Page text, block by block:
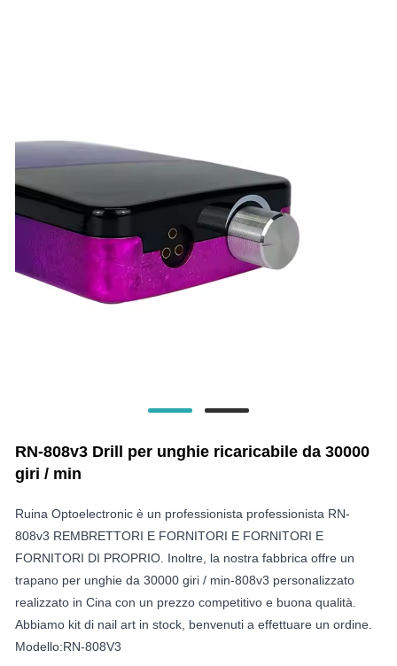
RN-808v3 Drill per unghie ricaricabile da 30000
giri / min
Ruina Optoelectronic è un professionista professionista RN-
808v3 REMBRETTORI E FORNITORI E FORNITORI E
FORNITORI DI PROPRIO. Inoltre, la nostra fabbrica offre un
trapano per unghie da 30000 giri / min-808v3 personalizzato
realizzato in Cina con un prezzo competitivo e buona qualità.
Abbiamo kit di nail art in stock, benvenuti a effettuare un ordine.
Modello:RN-808V3